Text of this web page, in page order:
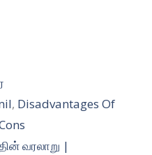
, Disadvantages Of
வரலாறு |